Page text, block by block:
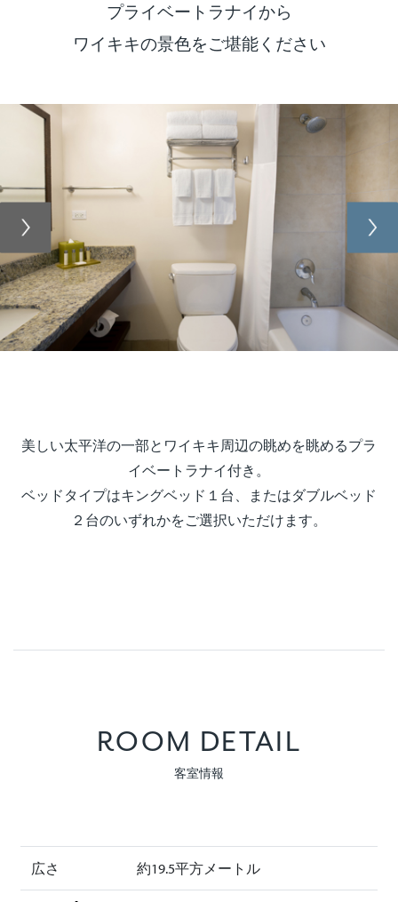
プライベートラナイから
ワイキキの景色をご堪能ください
美しい太平洋の一部とワイキキ周辺の眺めを眺めるプラ
イベートラナイ付き。
ベッドタイプはキングベッド１台、またはダブルベッド
２台のいずれかをご選択いただけます。
Previous
ROOM DETAIL
客室情報
広さ 約19.5平方メートル